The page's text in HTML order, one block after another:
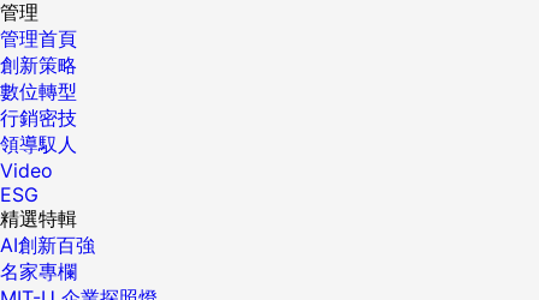
管理
管理首頁
創新策略
數位轉型
行銷密技
領導馭人
Video
ESG
精選特輯
AI創新百強
名家專欄